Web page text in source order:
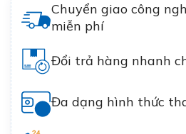
Chuyển giao công
miễn phí
Đổi trả hàng nhanh
Đa dạng hình thức